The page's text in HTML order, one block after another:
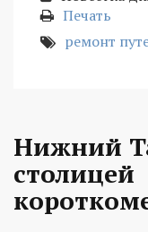
Печать
ремонт
Нижний
столицей